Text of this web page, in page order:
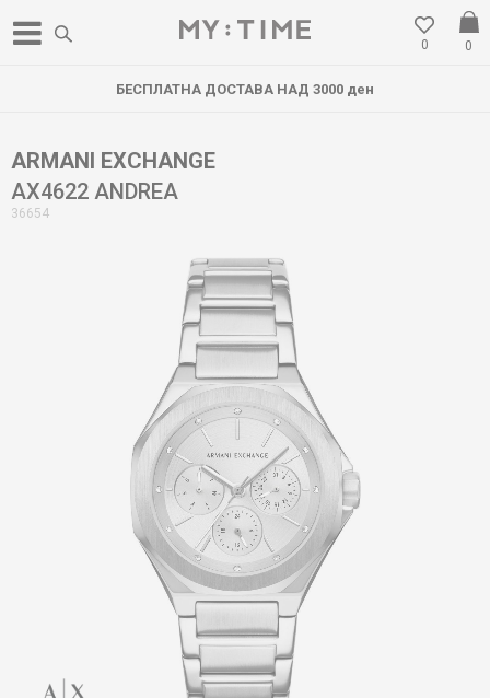
0
0
БЕСПЛАТНА ДОСТАВА НАД 3000 ден
ARMANI EXCHANGE
AX4622 ANDREA
36654